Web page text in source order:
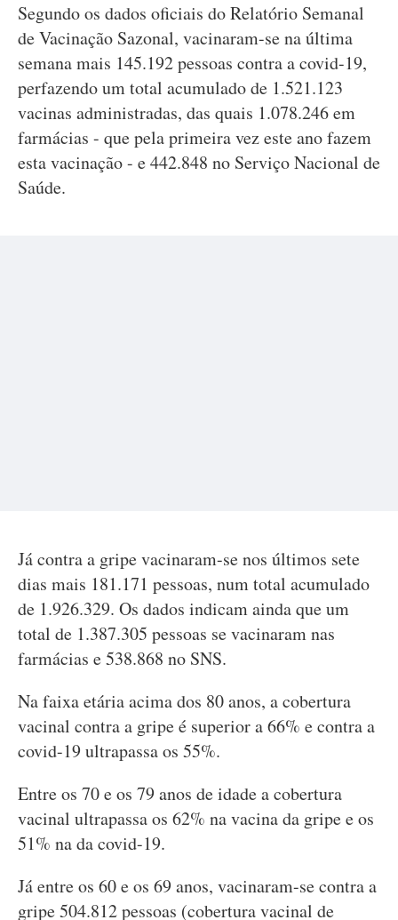
Segundo os dados oficiais do Relatório Semanal
de Vacinação Sazonal, vacinaram-se na última
semana mais 145.192 pessoas contra a covid-19,
perfazendo um total acumulado de 1.521.123
vacinas administradas, das quais 1.078.246 em
farmácias - que pela primeira vez este ano fazem
esta vacinação - e 442.848 no Serviço Nacional de
Saúde.
Já contra a gripe vacinaram-se nos últimos sete
dias mais 181.171 pessoas, num total acumulado
de 1.926.329. Os dados indicam ainda que um
total de 1.387.305 pessoas se vacinaram nas
farmácias e 538.868 no SNS.
Na faixa etária acima dos 80 anos, a cobertura
vacinal contra a gripe é superior a 66% e contra a
covid-19 ultrapassa os 55%.
Entre os 70 e os 79 anos de idade a cobertura
vacinal ultrapassa os 62% na vacina da gripe e os
51% na da covid-19.
Já entre os 60 e os 69 anos, vacinaram-se contra a
gripe 504.812 pessoas (cobertura vacinal de